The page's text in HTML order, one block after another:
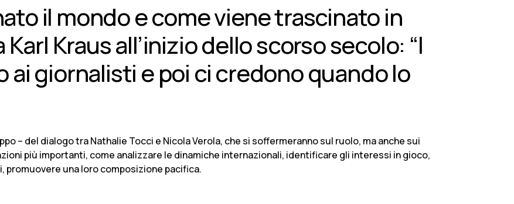
il mondo e come viene trascinato in
Kraus all’inizio dello scorso secolo: “I
giornalisti e poi ci credono quando lo
– del dialogo tra Nathalie Tocci e Nicola Verola, che si soffermeranno sul ruolo, ma anche sui
più importanti, come analizzare le dinamiche internazionali, identificare gli interessi in gioco,
una loro composizione pacifica.